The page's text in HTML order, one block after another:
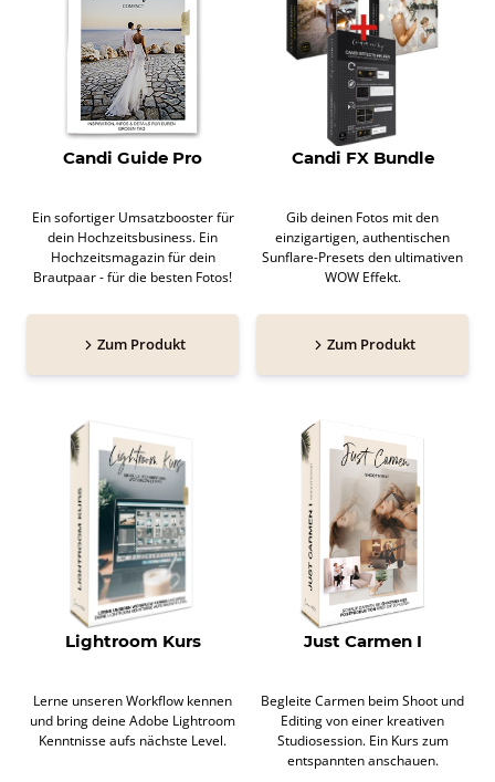
Candi Guide Pro
Ein sofortiger Umsatzbooster für
dein Hochzeitsbusiness. Ein
Hochzeitsmagazin für dein
Brautpaar - für die besten Fotos!
Zum Produkt
Candi FX Bundle
Gib deinen Fotos mit den
einzigartigen, authentischen
Sunflare-Presets den ultimativen
WOW Effekt.
Zum Produkt
Lightroom Kurs
Lerne unseren Workflow kennen
und bring deine Adobe Lightroom
Kenntnisse aufs nächste Level.
Just Carmen I
Begleite Carmen beim Shoot und
Editing von einer kreativen
Studiosession. Ein Kurs zum
entspannten anschauen.